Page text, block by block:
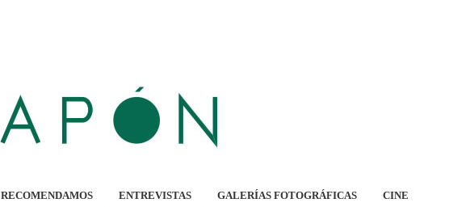
RECOMENDAMOS ENTREVISTAS GALERÍAS FOTOGRÁFICAS CINE